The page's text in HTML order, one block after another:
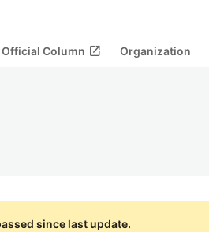
Official Column open_in_new Organization
since last update.